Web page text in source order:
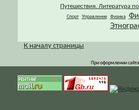
Путешествия. Литература
Спорт Управление Физика
К началу страницы
При оформлении